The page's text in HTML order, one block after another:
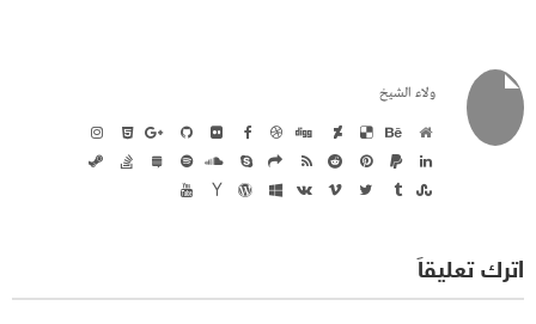
ولاء الشيخ
اترك تعليقاً